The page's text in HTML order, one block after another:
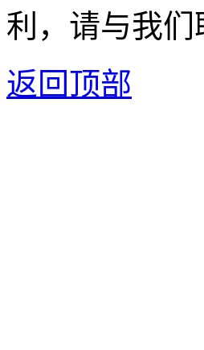
利，请与我们
返回顶部